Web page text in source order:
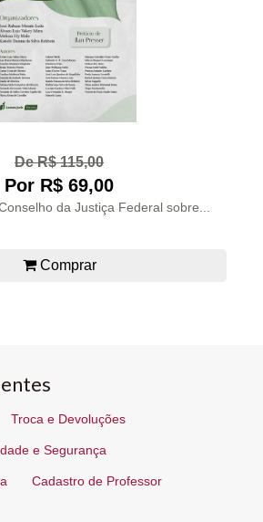
De R$ 115,00
Por R$ 69,00
da Justiça Federal sobre...
Comprar
Troca e Devoluções
e Segurança
Cadastro de Professor